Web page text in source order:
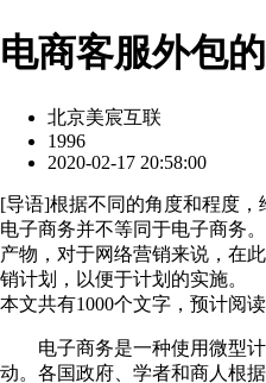
电商客服外包
北京美宸互联
1996
2020-02-17 20:58:00
[导语]根据不同的角度和程度，
电子商务并不等同于电子商务
产物，对于网络营销来说，在
销计划，以便于计划的实施。
本文共有1000个文字，预计阅
电子商务是一种使用微型计
动。各国政府、学者和商人根